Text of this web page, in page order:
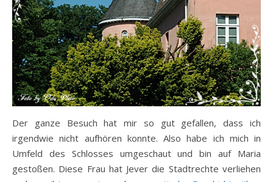
Der ganze Besuch hat mir so gut gefallen, dass ich
irgendwie nicht aufhören konnte. Also habe ich mich in
Umfeld des Schlosses umgeschaut und bin auf Maria
gestoßen. Diese Frau hat Jever die Stadtrechte verliehen